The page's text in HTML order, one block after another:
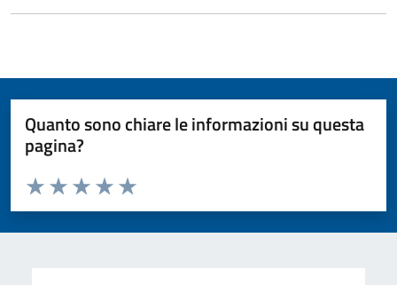
Quanto sono chiare le informazioni su questa
pagina?
Valuta da 1 a 5 stelle la pagina
Valuta 5 stelle su 5
Valuta 4 stelle su 5
Valuta 3 stelle su 5
Valuta 2 stelle su 5
Valuta 1 stelle su 5